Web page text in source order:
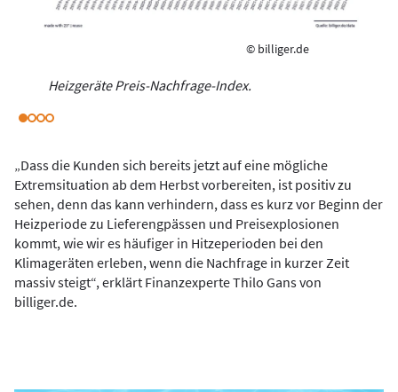
© billiger.de
Heizgeräte Preis-Nachfrage-Index.
„Dass die Kunden sich bereits jetzt auf eine mögliche
Extremsituation ab dem Herbst vorbereiten, ist positiv zu
sehen, denn das kann verhindern, dass es kurz vor Beginn der
Heizperiode zu Lieferengpässen und Preisexplosionen
kommt, wie wir es häufiger in Hitzeperioden bei den
Klimageräten erleben, wenn die Nachfrage in kurzer Zeit
massiv steigt“, erklärt Finanzexperte Thilo Gans von
billiger.de.